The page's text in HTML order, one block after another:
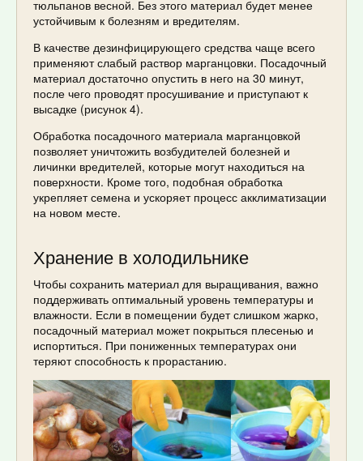
тюльпанов весной. Без этого материал будет менее
устойчивым к болезням и вредителям.
В качестве дезинфицирующего средства чаще всего
применяют слабый раствор марганцовки. Посадочный
материал достаточно опустить в него на 30 минут,
после чего проводят просушивание и приступают к
высадке (рисунок 4).
Обработка посадочного материала марганцовкой
позволяет уничтожить возбудителей болезней и
личинки вредителей, которые могут находиться на
поверхности. Кроме того, подобная обработка
укрепляет семена и ускоряет процесс акклиматизации
на новом месте.
Хранение в холодильнике
Чтобы сохранить материал для выращивания, важно
поддерживать оптимальный уровень температуры и
влажности. Если в помещении будет слишком жарко,
посадочный материал может покрыться плесенью и
испортиться. При пониженных температурах они
теряют способность к прорастанию.